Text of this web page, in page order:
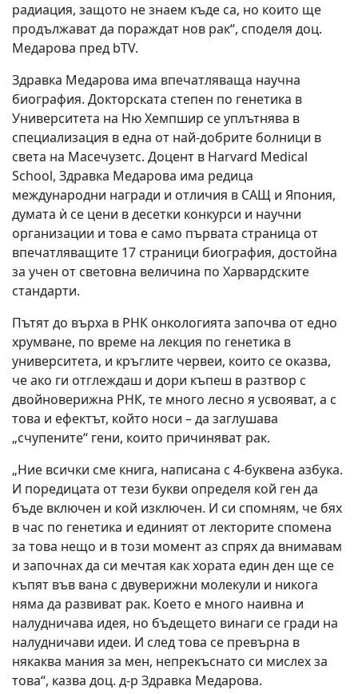
радиация, защото не знаем къде са, но които ще
продължават да пораждат нов рак“, споделя доц.
Медарова пред bTV.
Здравка Медарова има впечатляваща научна
биография. Докторската степен по генетика в
Университета на Ню Хемпшир се уплътнява в
специализация в една от най-добрите болници в
света на Масечузетс. Доцент в Harvard Medical
School, Здравка Медарова има редица
международни награди и отличия в САЩ и Япония,
думата ѝ се цени в десетки конкурси и научни
организации и това е само първата страница от
впечатляващите 17 страници биография, достойна
за учен от световна величина по Харвардските
стандарти.
Пътят до върха в РНК онкологията започва от едно
хрумване, по време на лекция по генетика в
университета, и кръглите червеи, които се оказва,
че ако ги отглеждаш и дори къпеш в разтвор с
двойноверижна РНК, те много лесно я усвояват, а с
това и ефектът, който носи – да заглушава
„счупените“ гени, които причиняват рак.
„Ние всички сме книга, написана с 4-буквена азбука.
И поредицата от тези букви определя кой ген да
бъде включен и кой изключен. И си спомням, че бях
в час по генетика и единият от лекторите спомена
за това нещо и в този момент аз спрях да внимавам
и започнах да си мечтая как хората един ден ще се
къпят във вана с двуверижни молекули и никога
няма да развиват рак. Което е много наивна и
налудничава идея, но бъдещето винаги се гради на
налудничави идеи. И след това се превърна в
някаква мания за мен, непрекъснато си мислех за
това“, казва доц. д-р Здравка Медарова.